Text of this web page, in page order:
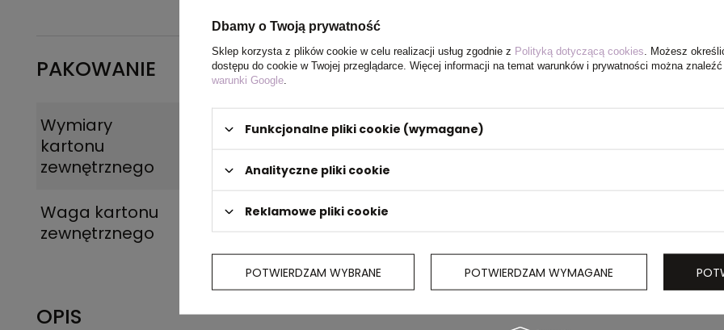
PAKOWANIE
Wymiary
kartonu
zewnętrznego
46 x 31 x 25 cm
Waga kartonu
zewnętrznego
23 kg
OPIS
Dbamy o Twoją prywatność
Sklep korzysta z plików cookie w celu realizacji usług zgodnie z Polityką dotyczącą cookies . Możesz
dostępu do cookie w Twojej przeglądarce. Więcej informacji na temat warunków i prywatności można
warunki Google
Funkcjonalne pliki cookie (wymagane)
Analityczne pliki cookie
Reklamowe pliki cookie
POTWIERDZAM WYBRANE POTWIERDZAM WYMAGANE